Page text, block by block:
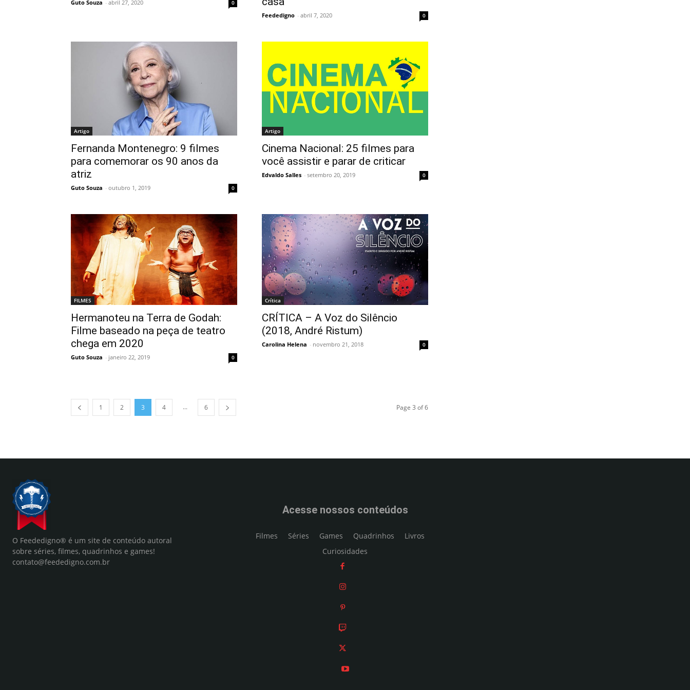
Guto Souza - abril 27, 2020 0
Feededigno - abril 7, 2020 0
Artigo
Fernanda Montenegro: 9 filmes
para comemorar os 90 anos da
atriz
Guto Souza - outubro 1, 2019 0
Artigo
Cinema Nacional: 25 filmes para
você assistir e parar de criticar
Edvaldo Salles - setembro 20, 2019 0
FILMES
Hermanoteu na Terra de Godah:
Filme baseado na peça de teatro
chega em 2020
Guto Souza - janeiro 22, 2019 0
Crítica
CRÍTICA – A Voz do Silêncio
(2018, André Ristum)
Carolina Helena - novembro 21, 2018 0
1 2 3 4 ... 6 Page 3 of 6
O Feededigno® é um site de conteúdo autoral
sobre séries, filmes, quadrinhos e games!
contato@feededigno.com.br
Acesse nossos conteúdos
Filmes Séries Games Quadrinhos
Livros
Curiosidades